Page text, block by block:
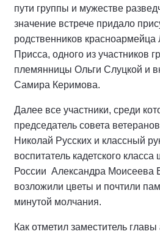
пути группы и мужестве
значение встрече придало
родственников красноармейца
Присса, одного из участников
племянницы Ольги Слуцкой и
Самира Керимова.
Далее все участники, среди
председатель совета
Николай Русских и классный
воспитатель кадетского
России Александра Моисеева
возложили цветы и почтили
минутой молчания.
Как отметил заместитель